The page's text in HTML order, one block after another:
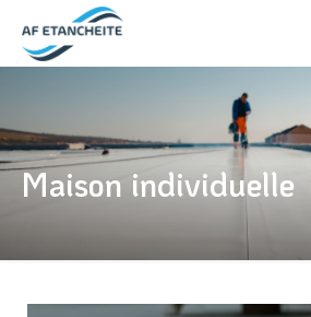
Maison individuelle